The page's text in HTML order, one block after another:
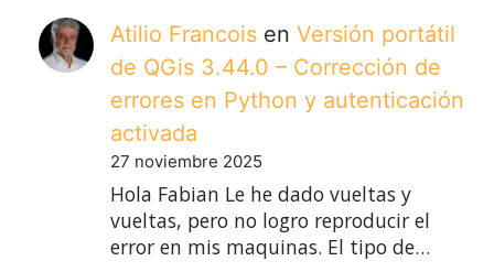
Atilio Francois en Versión portátil
de QGis 3.44.0 – Corrección de
errores en Python y autenticación
activada
27 noviembre 2025
Hola Fabian Le he dado vueltas y
vueltas, pero no logro reproducir el
error en mis maquinas. El tipo de…